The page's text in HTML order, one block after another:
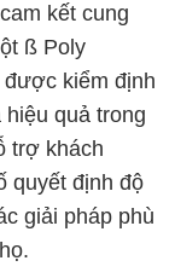
kết cung
ß Poly
kiểm định
quả trong
trợ khách
quyết định độ
giải pháp phù